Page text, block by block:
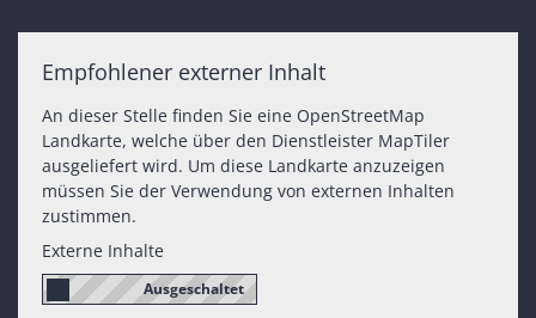
Empfohlener externer Inhalt
An dieser Stelle finden Sie eine OpenStreetMap
Landkarte, welche über den Dienstleister MapTiler
ausgeliefert wird. Um diese Landkarte anzuzeigen
müssen Sie der Verwendung von externen Inhalten
zustimmen.
Externe Inhalte